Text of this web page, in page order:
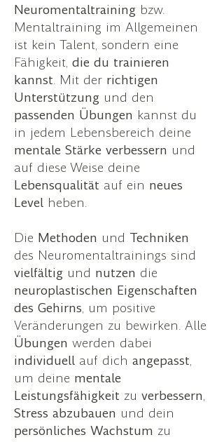
Neuromentaltraining bzw.
Mentaltraining im Allgemeinen
ist kein Talent, sondern eine
Fähigkeit, die du trainieren
kannst. Mit der richtigen
Unterstützung und den
passenden Übungen kannst du
in jedem Lebensbereich deine
mentale Stärke verbessern und
auf diese Weise deine
Lebensqualität auf ein neues
Level heben.
Die Methoden und Techniken
des Neuromentaltrainings sind
vielfältig und nutzen die
neuroplastischen Eigenschaften
des Gehirns, um positive
Veränderungen zu bewirken. Alle
Übungen werden dabei
individuell auf dich angepasst,
um deine mentale
Leistungsfähigkeit zu verbessern,
Stress abzubauen und dein
persönliches Wachstum zu